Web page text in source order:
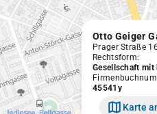
Prager Straße
Rechtsform:
Gesellschaft mit
45541y
Karte